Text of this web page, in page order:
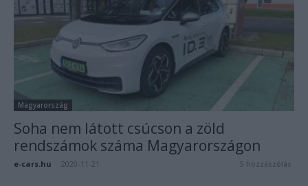
Magyarország
Soha nem látott csúcson a zöld
rendszámok száma Magyarországon
e-cars.hu 2020-11-21 5 hozzászólás